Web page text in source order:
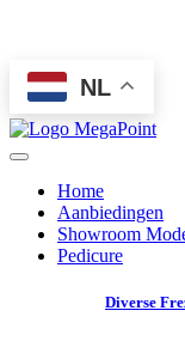
NL
Home
Aanbiedingen
Showroom
Pedicure
Diverse